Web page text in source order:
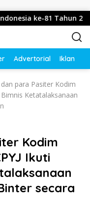
ke-81 Tahun 2026
Advertorial Iklan
para Pasiter Kodim
Ketatalaksanaan
Kodim
Ikuti
secara